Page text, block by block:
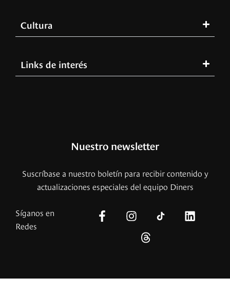
Cultura
Links de interés
Nuestro newsletter
Suscríbase a nuestro boletín para recibir contenido y
actualizaciones especiales del equipo Diners
Síganos en
Redes